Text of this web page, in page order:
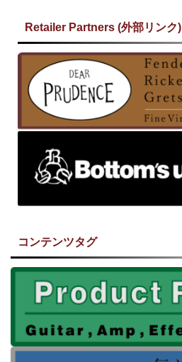
Retailer Partners (外部リンク)
コンテンツタグ